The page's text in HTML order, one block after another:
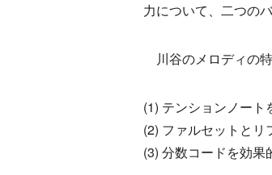
力について、二つの
川谷のメロディの
(1) テンションノート
(2) ファルセットとリ
(3) 分数コードを効果